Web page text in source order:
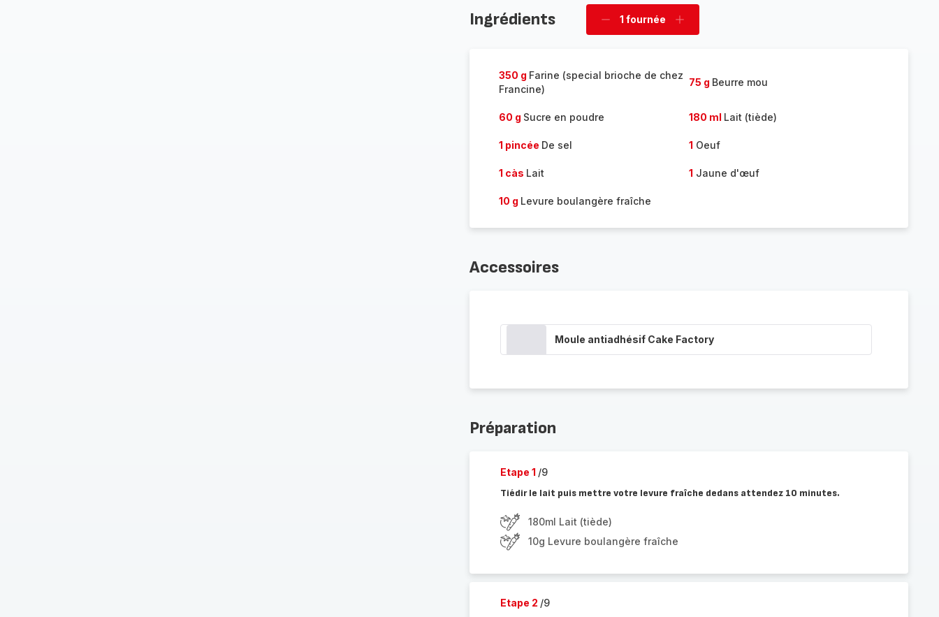
Ingrédients
Supprimer
1 fournée
Ajouter
350 g Farine (special brioche de chez
Francine)
75 g Beurre mou
60 g Sucre en poudre 180 ml Lait (tiède)
1 pincée De sel 1 Oeuf
1 càs Lait 1 Jaune d'œuf
10 g Levure boulangère fraîche
Accessoires
Moule antiadhésif Cake Factory
Préparation
Etape 1 /9
Tiédir le lait puis mettre votre levure fraîche dedans attendez 10 minutes.
180ml Lait (tiède)
10g Levure boulangère fraîche
Etape 2 /9